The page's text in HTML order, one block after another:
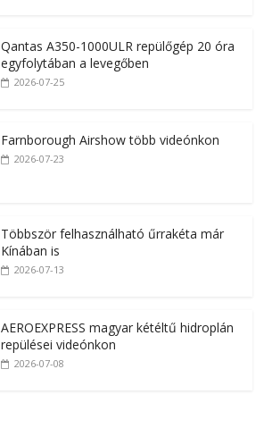
Qantas A350-1000ULR repülőgép 20 óra
egyfolytában a levegőben
2026-07-25
Farnborough Airshow több videónkon
2026-07-23
Többször felhasználható űrrakéta már
Kínában is
2026-07-13
AEROEXPRESS magyar kétéltű hidroplán
repülései videónkon
2026-07-08